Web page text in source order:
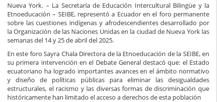
Nueva York. – La Secretaría de Educación Intercultural Bilingüe y la
Etnoeducación – SEIBE, representó a Ecuador en el foro permanente
sobre las cuestiones indígenas y afrodescendientes desarrollado por
la Organización de las Naciones Unidas en la ciudad de Nueva York las
semanas del 14 y 25 de abril del 2025.
En este foro Sayra Chala Directora de la Etnoeducación de la SEIBE, en
su primera intervención en el Debate General destacó que: el Estado
ecuatoriano ha logrado importantes avances en el ámbito normativo
y diseño de políticas públicas para eliminar las desigualdades
estructurales, el racismo y las diversas formas de discriminación que
históricamente han limitado el acceso a derechos de esta población